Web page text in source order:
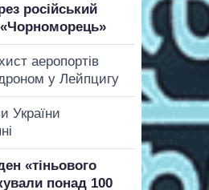
російський
«Чорноморець»
аеропортів
у Лейпцигу
України
«тіньового
понад 100